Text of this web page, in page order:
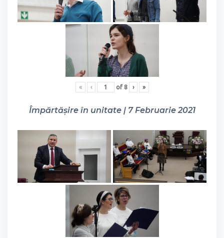
« ‹ of 8 › »
Împărtășire în unitate | 7 Februarie 2021